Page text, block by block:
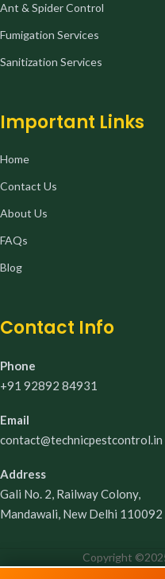
Ant & Spider Control
Fumigation Services
Sanitization Services
Important Links
Home
Contact Us
About Us
FAQs
Blog
Contact Info
Phone
+91 92892 84931
Email
contact@technicpestcontrol.in
Address
Gali No. 2, Railway Colony,
Mandawali, New Delhi 110092
Copyright